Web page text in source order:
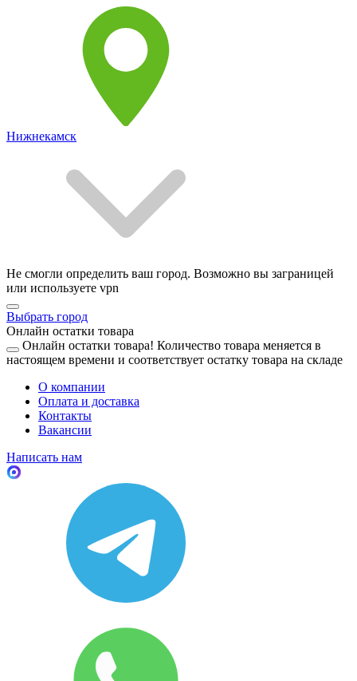
Нижнекамск
Не смогли определить ваш город. Возможно вы заграницей
или используете vpn
Выбрать город
Онлайн остатки товара
Онлайн остатки товара! Количество товара меняется в
настоящем времени и соответствует остатку товара на складе
О компании
Оплата и доставка
Контакты
Вакансии
Написать нам